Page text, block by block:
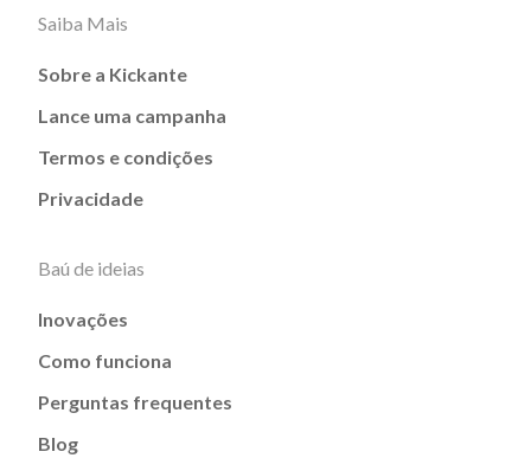
Saiba Mais
Sobre a Kickante
Lance uma campanha
Termos e condições
Privacidade
Baú de ideias
Inovações
Como funciona
Perguntas frequentes
Blog